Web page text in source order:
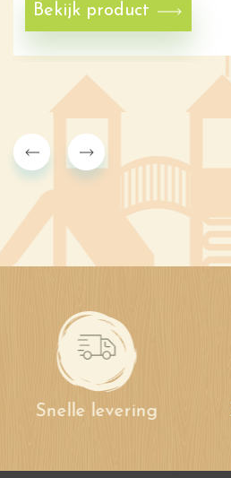
Bekijk product
Snelle levering